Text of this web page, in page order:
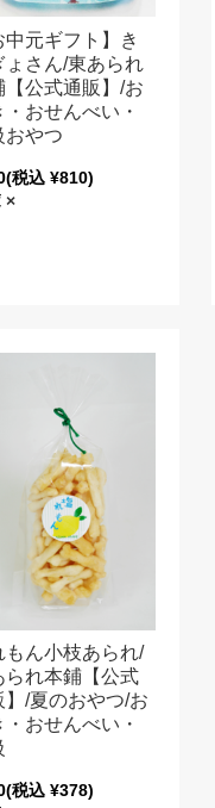
中元ギフト】き
ょさん/東あられ
【公式通販】/お
・おせんべい・
おやつ
(税込 ¥810)
×
もん小枝あられ/
られ本鋪【公式
】/夏のおやつ/お
・おせんべい・
(税込 ¥378)